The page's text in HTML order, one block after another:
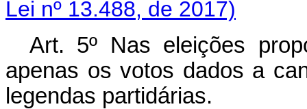
Lei nº 13.488, de 2017)
Art. 5º Nas eleições
apenas os votos dados a
legendas partidárias.